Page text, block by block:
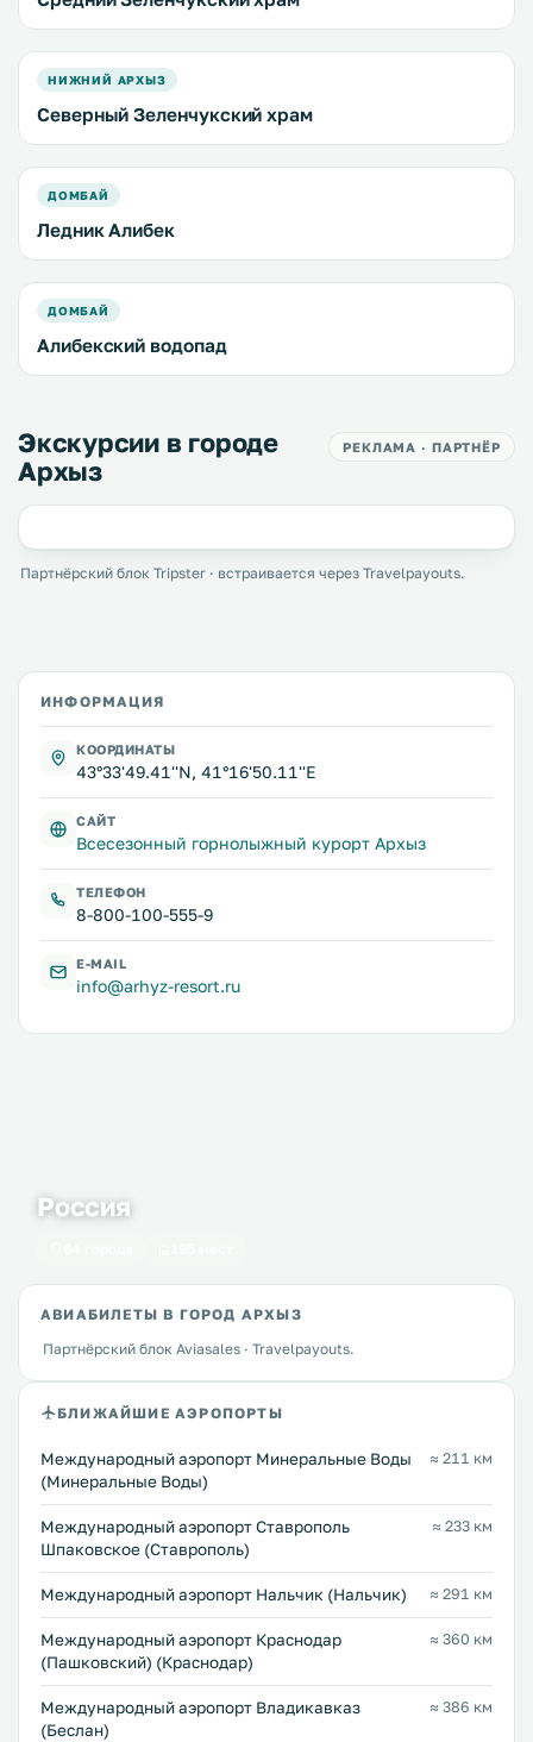
НИЖНИЙ АРХЫЗ
Северный Зеленчукский храм
ДОМБАЙ
Ледник Алибек
ДОМБАЙ
Алибекский водопад
Экскурсии в городе
Архыз
РЕКЛАМА · ПАРТНЁР
Партнёрский блок Tripster · встраивается через Travelpayouts.
ИНФОРМАЦИЯ
КООРДИНАТЫ
43°33'49.41''N, 41°16'50.11''E
САЙТ
Всесезонный горнолыжный курорт Архыз
ТЕЛЕФОН
8-800-100-555-9
E-MAIL
info@arhyz-resort.ru
Россия
АВИАБИЛЕТЫ В ГОРОД АРХЫЗ
Партнёрский блок Aviasales · Travelpayouts.
БЛИЖАЙШИЕ АЭРОПОРТЫ
Международный аэропорт Минеральные Воды
(Минеральные Воды)
≈ 211 км
Международный аэропорт Ставрополь
Шпаковское (Ставрополь)
≈ 233 км
Международный аэропорт Нальчик (Нальчик) ≈ 291 км
Международный аэропорт Краснодар
(Пашковский) (Краснодар)
≈ 360 км
Международный аэропорт Владикавказ
(Беслан)
≈ 386 км